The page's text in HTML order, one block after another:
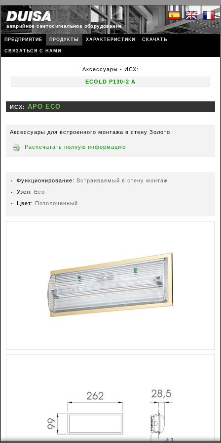
аварийное светосигнальное оборудование
ПРЕДПРИЯТИЕ ПРОДУКТЫ ХАРАКТЕРИСТИКИ СКАЧАТЬ
СВЯЗАТЬСЯ С НАМИ
Аксессуары - ИСХ:
ECOLD P130-2 A
ИСХ:
Аксессуары для встроенного монтажа в стену Золото.
Распечатать полную информацию
Функционирование: Встраиваемый в стену монтаж
Узел: Eco
Цвет: Позолоченный